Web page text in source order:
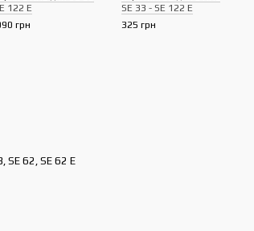
122 E
грн
SE 33 - SE 122 E
325 грн
SE 62, SE 62 E